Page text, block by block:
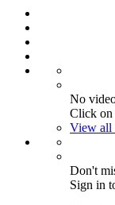
No
Click on
View all
Don't
Sign in